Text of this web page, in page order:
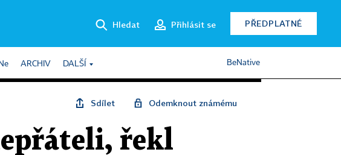
Hledat Přihlásit se PŘEDPLATNÉ
ARCHIV DALŠÍ BeNative
Sdílet Odemknout známému
řekl